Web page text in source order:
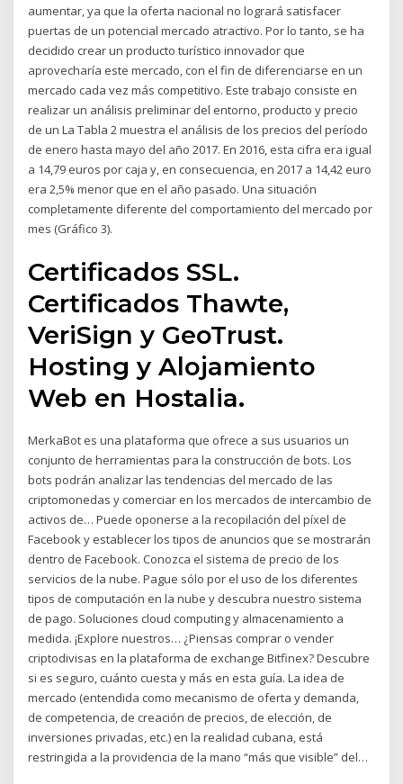
aumentar, ya que la oferta nacional no logrará satisfacer
puertas de un potencial mercado atractivo. Por lo tanto, se ha
decidido crear un producto turístico innovador que
aprovecharía este mercado, con el fin de diferenciarse en un
mercado cada vez más competitivo. Este trabajo consiste en
realizar un análisis preliminar del entorno, producto y precio
de un La Tabla 2 muestra el análisis de los precios del período
de enero hasta mayo del año 2017. En 2016, esta cifra era igual
a 14,79 euros por caja y, en consecuencia, en 2017 a 14,42 euro
era 2,5% menor que en el año pasado. Una situación
completamente diferente del comportamiento del mercado por
mes (Gráfico 3).
Certificados SSL.
Certificados Thawte,
VeriSign y GeoTrust.
Hosting y Alojamiento
Web en Hostalia.
MerkaBot es una plataforma que ofrece a sus usuarios un
conjunto de herramientas para la construcción de bots. Los
bots podrán analizar las tendencias del mercado de las
criptomonedas y comerciar en los mercados de intercambio de
activos de… Puede oponerse a la recopilación del píxel de
Facebook y establecer los tipos de anuncios que se mostrarán
dentro de Facebook. Conozca el sistema de precio de los
servicios de la nube. Pague sólo por el uso de los diferentes
tipos de computación en la nube y descubra nuestro sistema
de pago. Soluciones cloud computing y almacenamiento a
medida. ¡Explore nuestros… ¿Piensas comprar o vender
criptodivisas en la plataforma de exchange Bitfinex? Descubre
si es seguro, cuánto cuesta y más en esta guía. La idea de
mercado (entendida como mecanismo de oferta y demanda,
de competencia, de creación de precios, de elección, de
inversiones privadas, etc.) en la realidad cubana, está
restringida a la providencia de la mano “más que visible” del…